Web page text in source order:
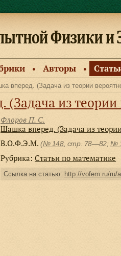
● Авторы ●
вперед. (Задача из теории
из теории
Флоров П. С.
Шашка вперед. (Задача из
В.О.Ф.Э.М. (№ 148, стр. 78—82; №
Рубрика: Статьи по математике
Ссылка на статью: http://vofem.ru/ru/